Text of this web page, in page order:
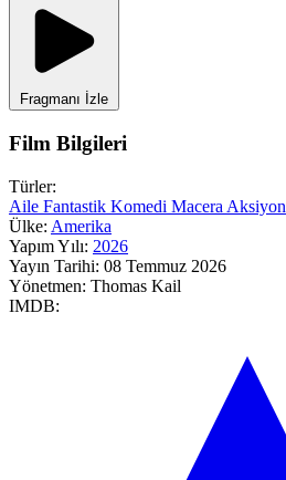
Fragmanı İzle
Film Bilgileri
Türler:
Aile Fantastik Komedi Macera Aksiyon
Ülke: Amerika
Yapım Yılı: 2026
Yayın Tarihi: 08 Temmuz 2026
Yönetmen: Thomas Kail
IMDB: